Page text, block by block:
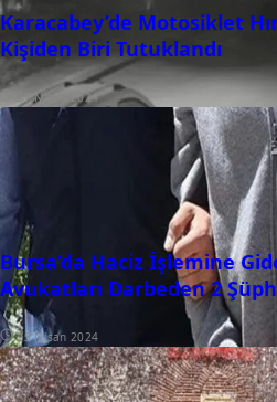
Karacabey’de Motosiklet
Kişiden Biri Tutuklandı
27 Nisan 2024
Bursa’da Haciz İşlemine
Avukatları Darbeden 2
25 Nisan 2024